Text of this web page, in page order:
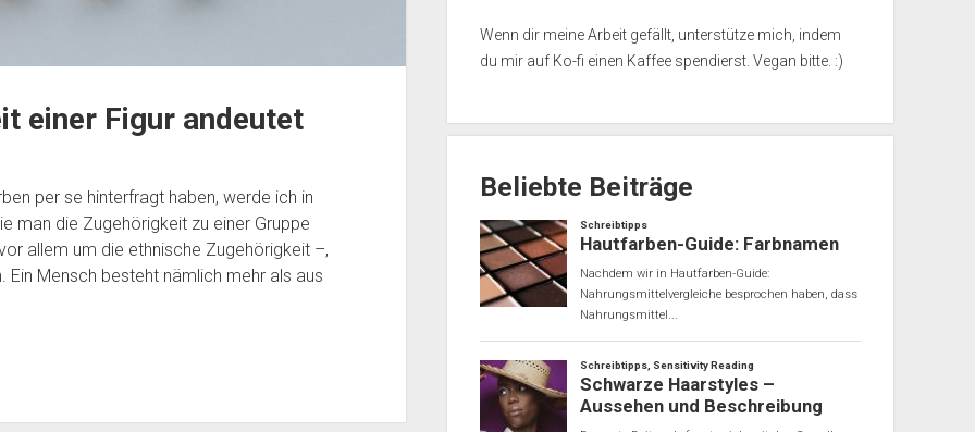
einer Figur andeutet
per se hinterfragt haben, werde ich in
man die Zugehörigkeit zu einer Gruppe
allem um die ethnische Zugehörigkeit –,
Mensch besteht nämlich mehr als aus
Wenn dir meine Arbeit gefällt, unterstütze mich, indem
du mir auf Ko-fi einen Kaffee spendierst. Vegan bitte. :)
Beliebte Beiträge